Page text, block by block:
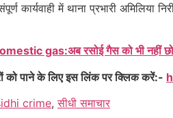
कार्यवाही में थाना प्रभारी अमिलिया
gas:अब रसोई गैस को भी नहीं छोड़
को पाने के लिए इस लिंक पर क्लिक करें:-
crime,सीधी समाचार